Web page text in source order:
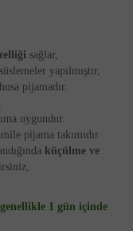
sağlar,
yapılmıştır,
pijamadır.
uygundur.
pijama takımıdır.
küçülme ve
1 gün içinde